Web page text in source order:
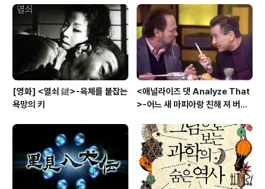
[영화] <열쇠 鍵>-육체를 붙잡는
욕망의 키
<애널라이즈 댓 Analyze That
>-어느 새 마피아랑 친해 져 버